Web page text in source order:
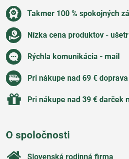
Takmer 100 % spokojných
Nízka cena produktov -
Rýchla komunikácia - mail
Pri nákupe nad 69 €
Pri nákupe nad 39 € darček
O spoločnosti
Slovenská rodinná firma